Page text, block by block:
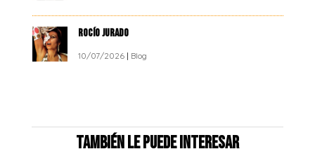
ROCÍO JURADO
10/07/2026| Blog
También le puede interesar